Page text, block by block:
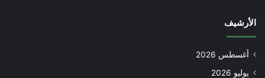
الأرشيف
أغسطس 2026
يوليو 2026